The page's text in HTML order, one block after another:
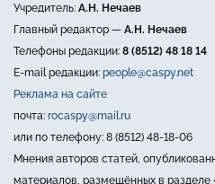
Учредитель: А.Н. Нечаев
Главный редактор — А.Н. Нечаев
Телефоны редакции: 8 (8512) 48 18 14
E-mail редакции: people@caspy.net
Реклама на сайте
почта: rocaspy@mail.ru
или по телефону: 8 (8512) 48-18-06
Мнения авторов статей,
материалов, размещённых в